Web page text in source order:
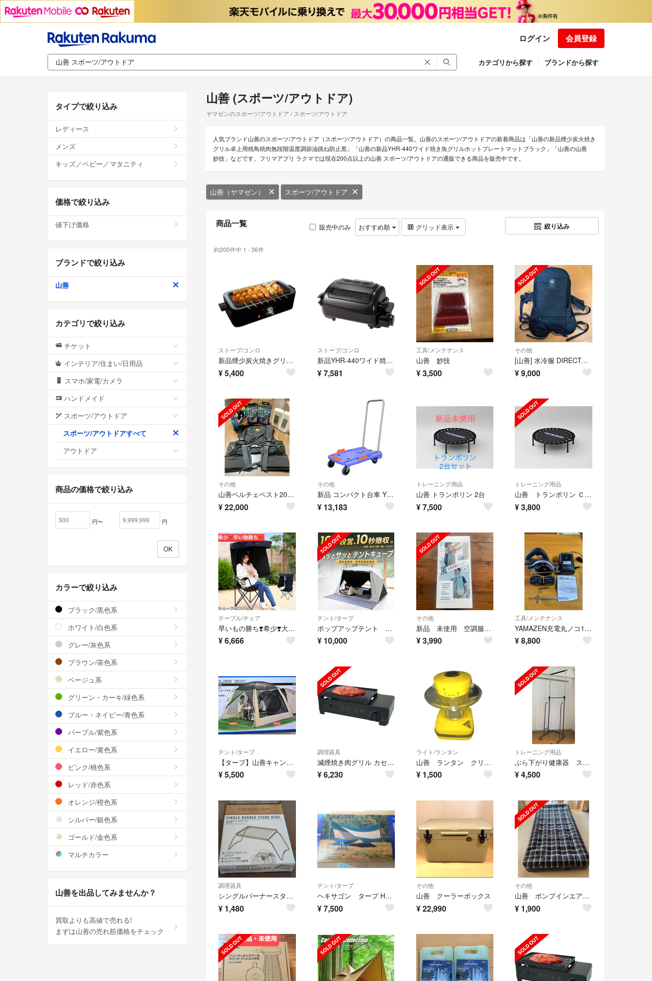
ログイン 会員登録
カテゴリから探す ブランドから探す
山善 (スポーツ/アウトドア)
ヤマゼンのスポーツ/アウトドア / スポーツ/アウトドア
人気ブランド山善のスポーツ/アウトドア（スポーツ/アウトドア）の商品一覧。山善のスポーツ/アウトドアの新着商品は「山善の新品煙少炭火焼き
グリル卓上用焼鳥焼肉無段階温度調節油跳ね防止黒」「山善の新品YHR-440ワイド焼き魚グリルホットプレートマットブラック」「山善の山善
妙技」などです。フリマアプリ ラクマでは現在200点以上の山善 スポーツ/アウトドアの通販できる商品を販売中です。
山善（ヤマゼン） スポーツ/アウトドア
商品一覧 販売中のみ おすすめ順 グリッド表示 絞り込み
約200件中 1 - 36件
ストーブ/コンロ
新品煙少炭火焼きグリル卓上用焼鳥焼肉無段階温度調節油跳ね防止黒
¥5,400
ストーブ/コンロ
新品YHR-440ワイド焼き魚グリルホットプレートマットブラック
¥7,581
工具/メンテナンス
山善 妙技
¥3,500
その他
[山善] 水冷服 DIRECTCOOL作業着 冷却ベスト
¥9,000
その他
山善ペルチェベスト2026モデル
¥22,000
その他
新品 コンパクト台車 YNC-7050RB 折畳ハンドル150kg静音
¥ 13,183
トレーニング用品
山善 トランポリン 2台
¥7,500
トレーニング用品
山善 トランポリン ＣＴＰ−９０ ブラック 家庭用
¥3,800
テーブル/チェア
早いもの勝ち❣️希少❣️大人気 山善 屋根付き アウトドアチェア チェア
¥6,666
テント/タープ
ポップアップテント キューブ ワイド 2026年
¥ 10,000
その他
新品 未使用 空調服 ファンウェア ファン付5200mAhバッテリーセット
¥3,990
工具/メンテナンス
YAMAZEN充電丸ノコ125 充電器、電池パックset
¥8,800
テント/タープ
【タープ】山善キャンパーズコレクション スクリーンハウス300 Y…
¥5,500
調理器具
減煙焼き肉グリル カセットガス ホットプレート キャンプ アウトドア
¥6,230
ライト/ランタン
山善 ランタン クリプトン球 スタンド型 ライト 非常灯
¥ 1,500
トレーニング用品
ぶら下がり健康器 スリム ぶらさがり マルチジム 懸垂マシン
¥4,500
調理器具
シングルバーナースタンド ハイ SBH-16
¥ 1,480
テント/タープ
ヘキサゴン タープ HXG-1BG ほぼ未使用
¥7,500
その他
山善 クーラーボックス
¥22,990
その他
山善 ポンプインエアベッドシングルサイズ
¥ 1,900
タイプで絞り込み
レディース
メンズ
キッズ／ベビー／マタニティ
価格で絞り込み
値下げ価格
ブランドで絞り込み
山善
カテゴリで絞り込み
チケット
インテリア/住まい/日用品
スマホ/家電/カメラ
ハンドメイド
スポーツ/アウトドア
スポーツ/アウトドアすべて
アウトドア
商品の価格で絞り込み
円〜 円
カラーで絞り込み
ブラック/黒色系
ホワイト/白色系
グレー/灰色系
ブラウン/茶色系
ベージュ系
グリーン・カーキ/緑色系
ブルー・ネイビー/青色系
パープル/紫色系
イエロー/黄色系
ピンク/桃色系
レッド/赤色系
オレンジ/橙色系
シルバー/銀色系
ゴールド/金色系
マルチカラー
山善を出品してみませんか？
買取よりも高値で売れる!
まずは山善の売れ筋価格をチェック